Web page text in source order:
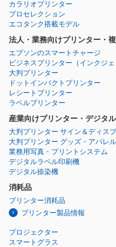
カラリオプリンター
プロセレクション
エコタンク搭載モデル
法人・業務向けプリンター・
エプソンのスマートチャージ
ビジネスプリンター （インクジ
大判プリンター
ドットインパクトプリンター
レシートプリンター
ラベルプリンター
産業向けプリンター・デジタ
大判プリンター サイン＆ディス
大判プリンター グッズ・アパレ
業務用写真・プリントシステム
デジタルラベル印刷機
デジタル捺染機
消耗品
プリンター消耗品
プリンター製品情報
プロジェクター
スマートグラス